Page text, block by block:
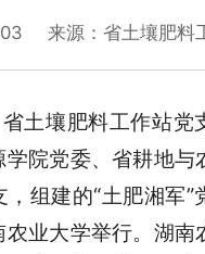
来源：省土壤肥料
土壤肥料工作站党
院党委、省耕地与
， 组建的“土肥湘军”
业大学举行。湖南